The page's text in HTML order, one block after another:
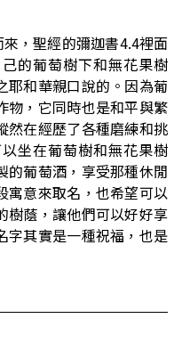
，聖經的彌迦書4.4裡面
的葡萄樹下和無花果樹
耶和華親口說的。因為葡
物，它同時也是和平與繁
然在經歷了各種磨練和挑
坐在葡萄樹和無花果樹
的葡萄酒，享受那種休閒
寓意來取名，也希望可以
樹蔭，讓他們可以好好享
字其實是一種祝福，也是